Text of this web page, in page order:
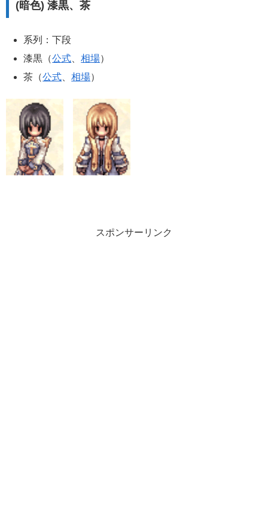
(暗色) 漆黒、茶
系列：下段
漆黒（公式 、相場）
茶（公式 、相場）
スポンサーリンク